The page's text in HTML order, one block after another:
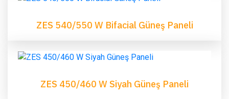
ZES 540/550 W Bifacial Güneş Paneli
ZES 450/460 W Siyah Güneş Paneli